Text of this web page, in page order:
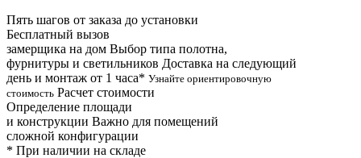
Пять шагов от заказа до установки
Бесплатный вызов
замерщика на дом Выбор типа полотна,
фурнитуры и светильников Доставка на следующий
день и монтаж от 1 часа* Узнайте ориентировочную
стоимость Расчет стоимости
Определение площади
и конструкции Важно для помещений
сложной конфигурации
* При наличии на складе